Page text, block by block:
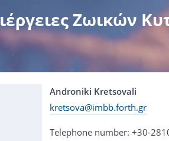
Ζωικών
Androniki Kretsovali
kretsova@imbb.forth.gr
Telephone number: +30-